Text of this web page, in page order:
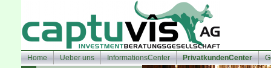
Home Ueber uns InformationsCenter PrivatkundenCenter